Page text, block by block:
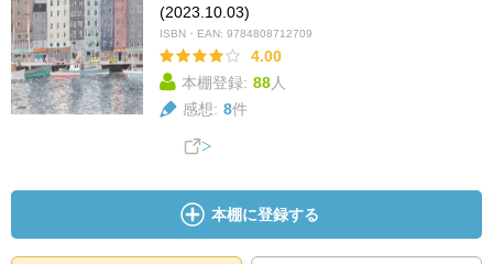
(2023.10.03)
ISBN・EAN: 9784808712709
4.00
本棚登録: 88人
感想: 8件
本棚に登録する